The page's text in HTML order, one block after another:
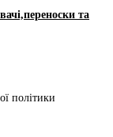
та
політики